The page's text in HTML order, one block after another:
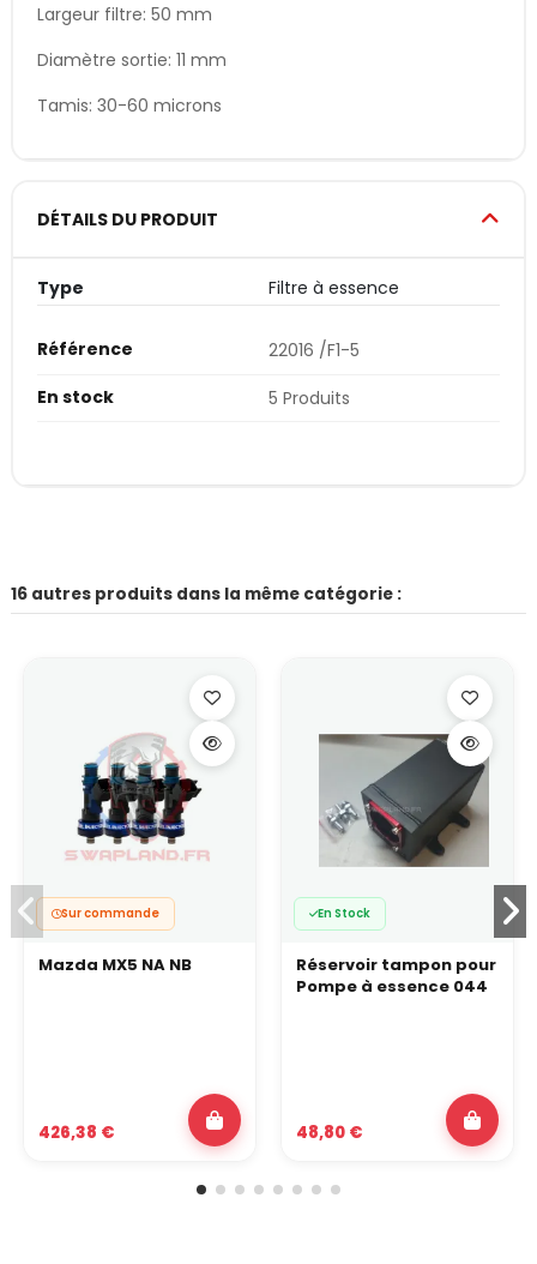
Largeur filtre: 50 mm
Diamètre sortie: 11 mm
Tamis: 30-60 microns
DÉTAILS DU PRODUIT
Type Filtre à essence
Référence
22016 /F1-5
En stock
5 Produits
16 autres produits dans la même catégorie :
Sur commande
Mazda MX5 NA NB
426,38 €
En Stock
Réservoir tampon pour
Pompe à essence 044
48,80 €